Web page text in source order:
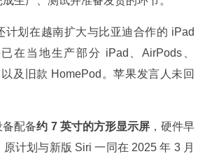
计划在越南扩大与比亚迪合作的 iPad
在当地生产部分 iPad、AirPods、
及旧款 HomePod。苹果发言人未回
备配备约 7 英寸的方形显示屏，硬件早
计划与新版 Siri 一同在 2025 年 3 月